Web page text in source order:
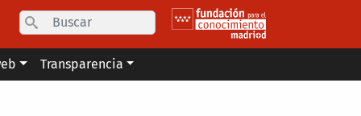
Search
Transparencia